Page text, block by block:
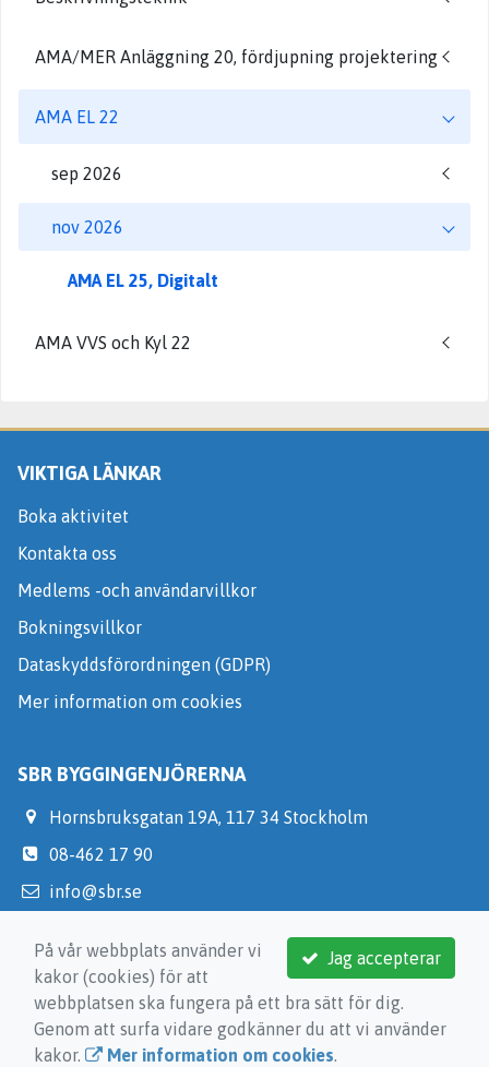
AMA/MER Anläggning 20, fördjupning projektering
AMA EL 22
sep 2026
nov 2026
AMA EL 25, Digitalt
AMA VVS och Kyl 22
VIKTIGA LÄNKAR
Boka aktivitet
Kontakta oss
Medlems -och användarvillkor
Bokningsvillkor
Dataskyddsförordningen (GDPR)
Mer information om cookies
SBR BYGGINGENJÖRERNA
Hornsbruksgatan 19A, 117 34 Stockholm
08-462 17 90
info@sbr.se
Jag accepterar
På vår webbplats använder vi
kakor (cookies) för att
webbplatsen ska fungera på ett bra sätt för dig.
Genom att surfa vidare godkänner du att vi använder
kakor.
Mer information om cookies.